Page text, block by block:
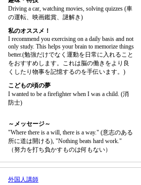
Driving a car, watching movies, solving quizzes (車
の運転、映画鑑賞、謎解き)
私のオススメ！
I recommend you exercising on a daily basis and not
only study. This helps your brain to memorize things
better.(勉強だけでなく運動を日常に入れること
をおすすめします。これは脳の働きをより良
くしたり物事を記憶するのを手伝います。)
こどもの頃の夢
I wanted to be a firefighter when I was a child. (消
防士)
～メッセージ～
"Where there is a will, there is a way." (意志のある
所に道は開ける), "Nothing beats hard work."
（努力を打ち負かすものは何もない）
外国人講師